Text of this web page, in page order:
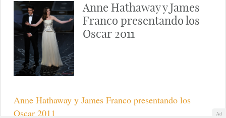
Anne Hathaway y James
Franco presentando los
Oscar 2011
Anne Hathaway y James Franco presentando los
Oscar 2011
Ad